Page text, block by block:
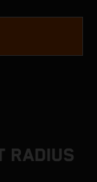
RADIUS